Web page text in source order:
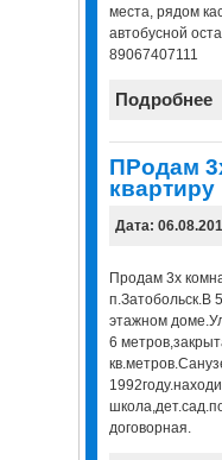
места, рядом
автобусной
89067407111
Подробнее
ПРодам
квартиру
Дата:
Продам 3х
п.Затобольск.В
этажном
6
договорная.